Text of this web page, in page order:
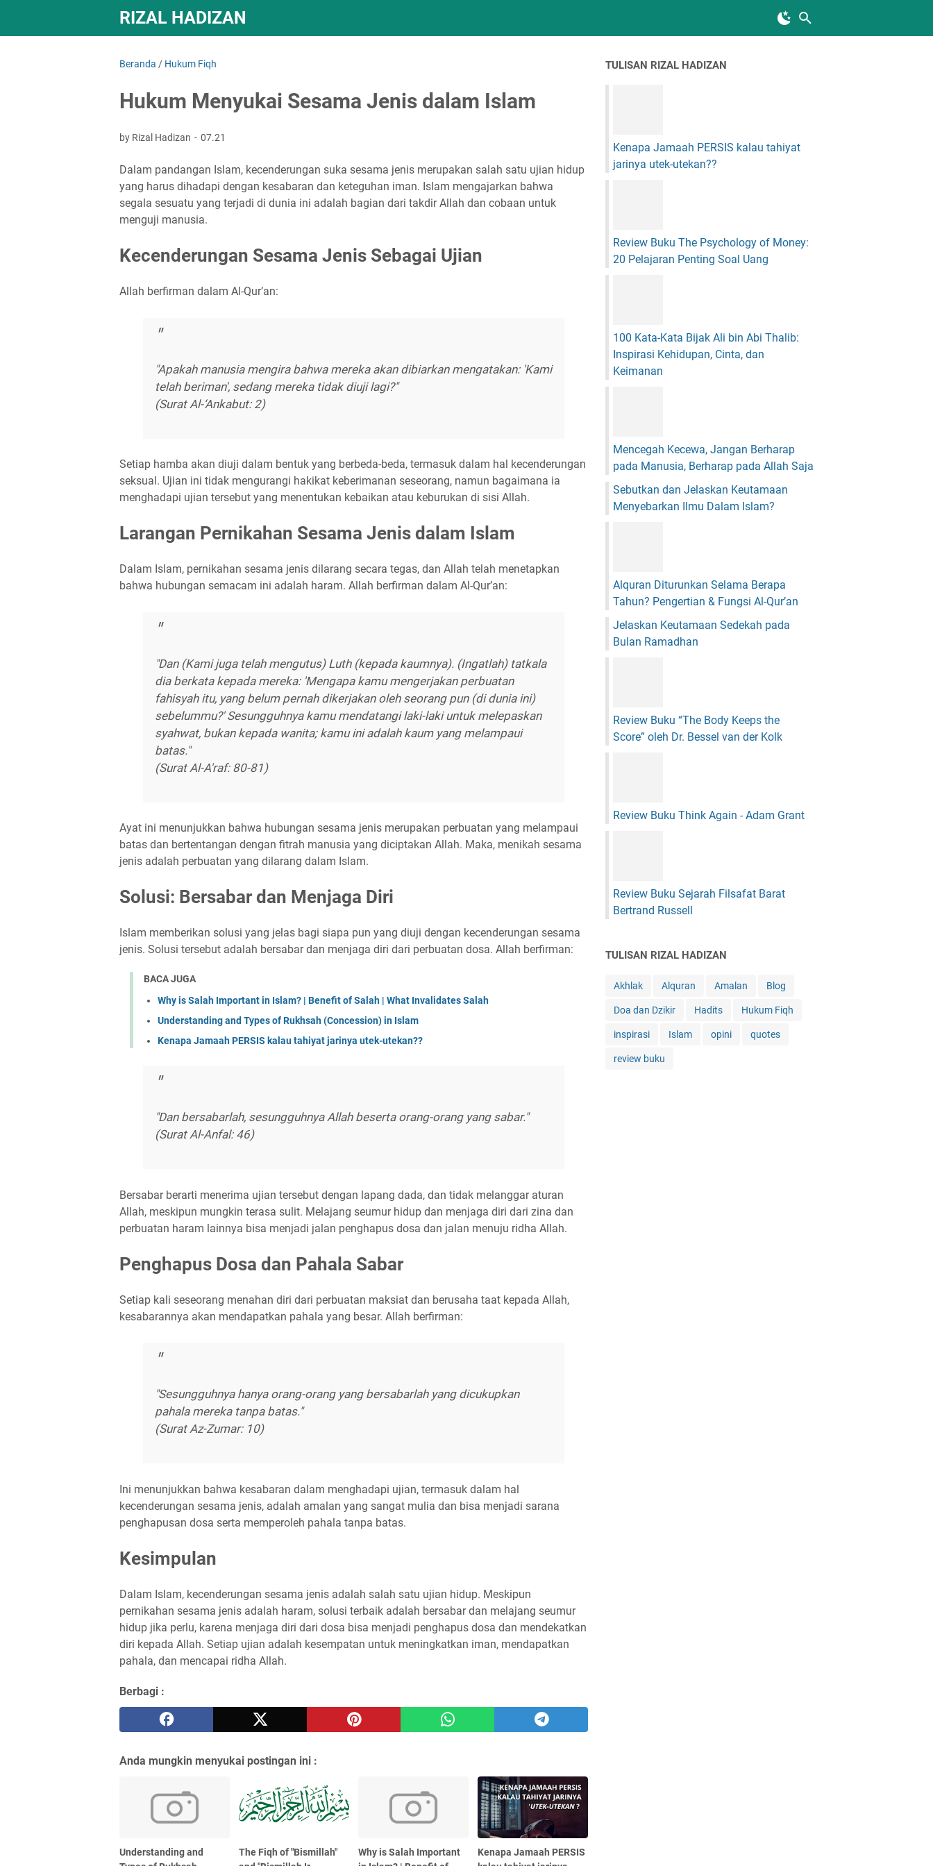
RIZAL HADIZAN
Beranda / Hukum Fiqh
Hukum Menyukai Sesama Jenis dalam Islam
by Rizal Hadizan 07.21
Dalam pandangan Islam, kecenderungan suka sesama jenis merupakan salah satu ujian hidup
yang harus dihadapi dengan kesabaran dan keteguhan iman. Islam mengajarkan bahwa
segala sesuatu yang terjadi di dunia ini adalah bagian dari takdir Allah dan cobaan untuk
menguji manusia.
Kecenderungan Sesama Jenis Sebagai Ujian
Allah berfirman dalam Al-Qur’an:
"Apakah manusia mengira bahwa mereka akan dibiarkan mengatakan: 'Kami
telah beriman', sedang mereka tidak diuji lagi?"
(Surat Al-‘Ankabut: 2)
Setiap hamba akan diuji dalam bentuk yang berbeda-beda, termasuk dalam hal kecenderungan
seksual. Ujian ini tidak mengurangi hakikat keberimanan seseorang, namun bagaimana ia
menghadapi ujian tersebut yang menentukan kebaikan atau keburukan di sisi Allah.
Larangan Pernikahan Sesama Jenis dalam Islam
Dalam Islam, pernikahan sesama jenis dilarang secara tegas, dan Allah telah menetapkan
bahwa hubungan semacam ini adalah haram. Allah berfirman dalam Al-Qur’an:
"Dan (Kami juga telah mengutus) Luth (kepada kaumnya). (Ingatlah) tatkala
dia berkata kepada mereka: 'Mengapa kamu mengerjakan perbuatan
fahisyah itu, yang belum pernah dikerjakan oleh seorang pun (di dunia ini)
sebelummu?' Sesungguhnya kamu mendatangi laki-laki untuk melepaskan
syahwat, bukan kepada wanita; kamu ini adalah kaum yang melampaui
batas."
(Surat Al-A'raf: 80-81)
Ayat ini menunjukkan bahwa hubungan sesama jenis merupakan perbuatan yang melampaui
batas dan bertentangan dengan fitrah manusia yang diciptakan Allah. Maka, menikah sesama
jenis adalah perbuatan yang dilarang dalam Islam.
Solusi: Bersabar dan Menjaga Diri
Islam memberikan solusi yang jelas bagi siapa pun yang diuji dengan kecenderungan sesama
jenis. Solusi tersebut adalah bersabar dan menjaga diri dari perbuatan dosa. Allah berfirman:
BACA JUGA
Why is Salah Important in Islam? | Benefit of Salah | What Invalidates Salah
Understanding and Types of Rukhsah (Concession) in Islam
Kenapa Jamaah PERSIS kalau tahiyat jarinya utek-utekan??
"Dan bersabarlah, sesungguhnya Allah beserta orang-orang yang sabar."
(Surat Al-Anfal: 46)
Bersabar berarti menerima ujian tersebut dengan lapang dada, dan tidak melanggar aturan
Allah, meskipun mungkin terasa sulit. Melajang seumur hidup dan menjaga diri dari zina dan
perbuatan haram lainnya bisa menjadi jalan penghapus dosa dan jalan menuju ridha Allah.
Penghapus Dosa dan Pahala Sabar
Setiap kali seseorang menahan diri dari perbuatan maksiat dan berusaha taat kepada Allah,
kesabarannya akan mendapatkan pahala yang besar. Allah berfirman:
"Sesungguhnya hanya orang-orang yang bersabarlah yang dicukupkan
pahala mereka tanpa batas."
(Surat Az-Zumar: 10)
Ini menunjukkan bahwa kesabaran dalam menghadapi ujian, termasuk dalam hal
kecenderungan sesama jenis, adalah amalan yang sangat mulia dan bisa menjadi sarana
penghapusan dosa serta memperoleh pahala tanpa batas.
Kesimpulan
Dalam Islam, kecenderungan sesama jenis adalah salah satu ujian hidup. Meskipun
pernikahan sesama jenis adalah haram, solusi terbaik adalah bersabar dan melajang seumur
hidup jika perlu, karena menjaga diri dari dosa bisa menjadi penghapus dosa dan mendekatkan
diri kepada Allah. Setiap ujian adalah kesempatan untuk meningkatkan iman, mendapatkan
pahala, dan mencapai ridha Allah.
Berbagi :
Anda mungkin menyukai postingan ini :
Understanding and
The Fiqh of "Bismillah"
Why is Salah Important
Kenapa Jamaah PERSIS
TULISAN RIZAL HADIZAN
Kenapa Jamaah PERSIS kalau tahiyat
jarinya utek-utekan??
Review Buku The Psychology of Money:
20 Pelajaran Penting Soal Uang
100 Kata-Kata Bijak Ali bin Abi Thalib:
Inspirasi Kehidupan, Cinta, dan
Keimanan
Mencegah Kecewa, Jangan Berharap
pada Manusia, Berharap pada Allah Saja
Sebutkan dan Jelaskan Keutamaan
Menyebarkan Ilmu Dalam Islam?
Alquran Diturunkan Selama Berapa
Tahun? Pengertian & Fungsi Al-Qur’an
Jelaskan Keutamaan Sedekah pada
Bulan Ramadhan
Review Buku “The Body Keeps the
Score” oleh Dr. Bessel van der Kolk
Review Buku Think Again - Adam Grant
Review Buku Sejarah Filsafat Barat
Bertrand Russell
TULISAN RIZAL HADIZAN
Akhlak Alquran Amalan Blog
Doa dan Dzikir Hadits Hukum Fiqh
inspirasi Islam opini quotes
review buku